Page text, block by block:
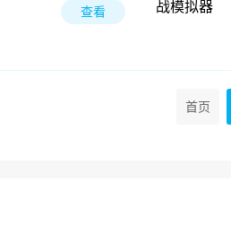
查看
首页